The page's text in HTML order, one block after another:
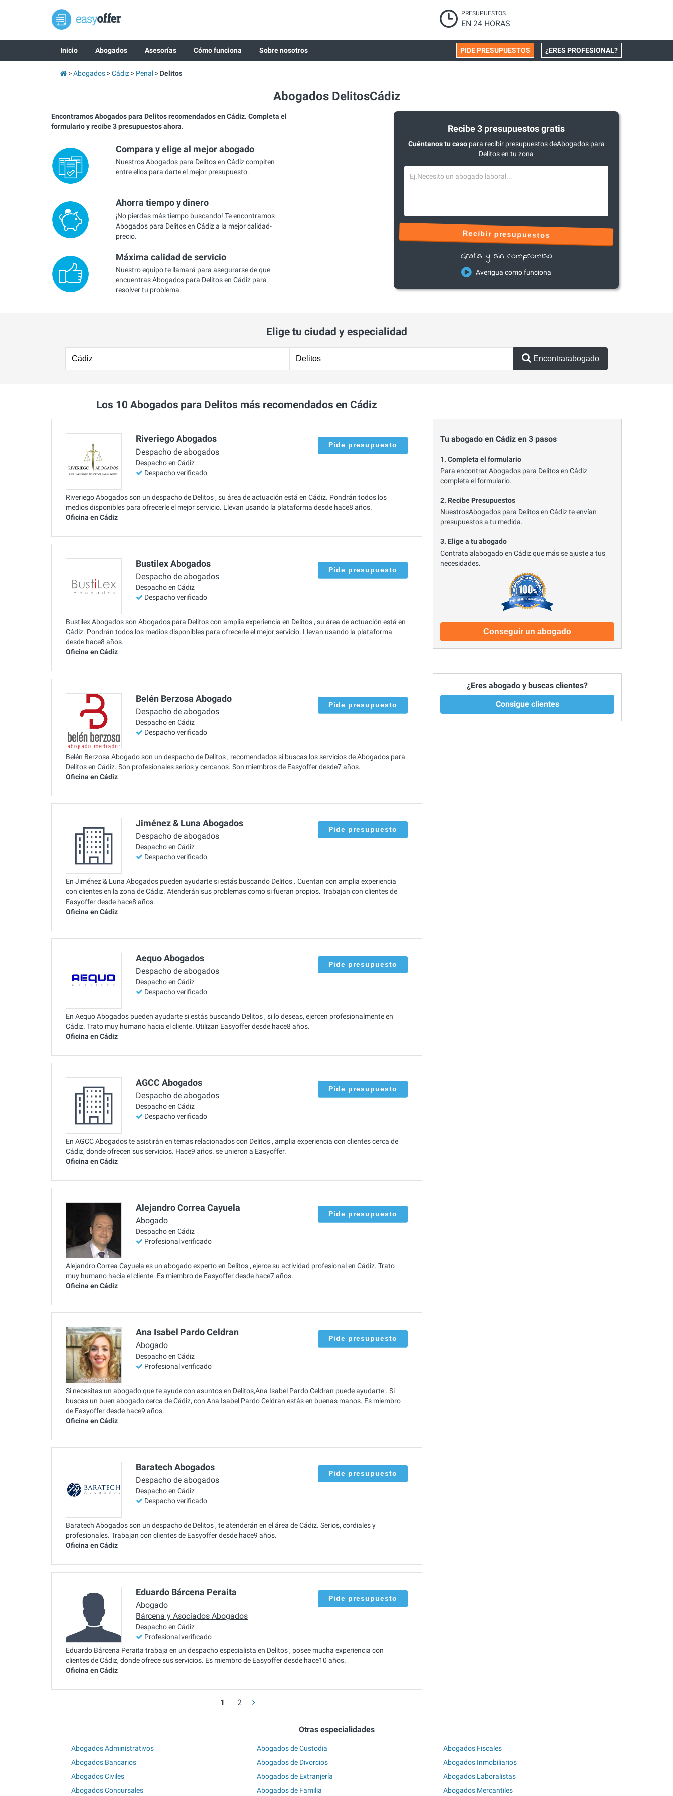
PRESUPUESTOS
EN 24 HORAS
Inicio Abogados Asesorías Cómo funciona Sobre nosotros ¿ERES PROFESIONAL?
PIDE PRESUPUESTOS
Abogados Cádiz Penal Delitos
Abogados DelitosCádiz
Encontramos Abogados para Delitos recomendados en Cádiz. Completa el
formulario y recibe 3 presupuestos ahora.
Compara y elige al mejor abogado
Nuestros Abogados para Delitos en Cádiz compiten
entre ellos para darte el mejor presupuesto.
Ahorra tiempo y dinero
¡No pierdas más tiempo buscando! Te encontramos
Abogados para Delitos en Cádiz a la mejor calidad-
precio.
Máxima calidad de servicio
Nuestro equipo te llamará para asegurarse de que
encuentras Abogados para Delitos en Cádiz para
resolver tu problema.
Recibe 3 presupuestos gratis
Cuéntanos tu casopara recibir presupuestos deAbogados para
Delitos en tu zona
Recibir presupuestos
Gratis y sin compromiso
Averigua como funciona
Elige tu ciudad y especialidad
Encontrarabogado
Los 10 Abogados para Delitos más recomendados en Cádiz
Riveriego Abogados
Despacho de abogados
Despacho en Cádiz
Despacho verificado
Pide presupuesto
Riveriego Abogados son un despacho de Delitos , su área de actuación está en Cádiz. Pondrán todos los
medios disponibles para ofrecerle el mejor servicio. Llevan usando la plataforma desde hace8 años.
Oficina en Cádiz
Bustilex Abogados
Despacho de abogados
Despacho en Cádiz
Despacho verificado
Pide presupuesto
Bustilex Abogados son Abogados para Delitos con amplia experiencia en Delitos , su área de actuación está en
Cádiz. Pondrán todos los medios disponibles para ofrecerle el mejor servicio. Llevan usando la plataforma
desde hace8 años.
Oficina en Cádiz
Belén Berzosa Abogado
Despacho de abogados
Despacho en Cádiz
Despacho verificado
Pide presupuesto
Belén Berzosa Abogado son un despacho de Delitos , recomendados si buscas los servicios de Abogados para
Delitos en Cádiz. Son profesionales serios y cercanos. Son miembros de Easyoffer desde7 años.
Oficina en Cádiz
Jiménez & Luna Abogados
Despacho de abogados
Despacho en Cádiz
Despacho verificado
Pide presupuesto
En Jiménez & Luna Abogados pueden ayudarte si estás buscando Delitos . Cuentan con amplia experiencia
con clientes en la zona de Cádiz. Atenderán sus problemas como si fueran propios. Trabajan con clientes de
Easyoffer desde hace8 años.
Oficina en Cádiz
Aequo Abogados
Despacho de abogados
Despacho en Cádiz
Despacho verificado
Pide presupuesto
En Aequo Abogados pueden ayudarte si estás buscando Delitos , si lo deseas, ejercen profesionalmente en
Cádiz. Trato muy humano hacia el cliente. Utilizan Easyoffer desde hace8 años.
Oficina en Cádiz
AGCC Abogados
Despacho de abogados
Despacho en Cádiz
Despacho verificado
Pide presupuesto
En AGCC Abogados te asistirán en temas relacionados con Delitos , amplia experiencia con clientes cerca de
Cádiz, donde ofrecen sus servicios. Hace9 años. se unieron a Easyoffer.
Oficina en Cádiz
Alejandro Correa Cayuela
Abogado
Despacho en Cádiz
Profesional verificado
Pide presupuesto
Alejandro Correa Cayuela es un abogado experto en Delitos , ejerce su actividad profesional en Cádiz. Trato
muy humano hacia el cliente. Es miembro de Easyoffer desde hace7 años.
Oficina en Cádiz
Ana Isabel Pardo Celdran
Abogado
Despacho en Cádiz
Profesional verificado
Pide presupuesto
Si necesitas un abogado que te ayude con asuntos en Delitos,Ana Isabel Pardo Celdran puede ayudarte . Si
buscas un buen abogado cerca de Cádiz, con Ana Isabel Pardo Celdran estás en buenas manos. Es miembro
de Easyoffer desde hace9 años.
Oficina en Cádiz
Baratech Abogados
Despacho de abogados
Despacho en Cádiz
Despacho verificado
Pide presupuesto
Baratech Abogados son un despacho de Delitos , te atenderán en el área de Cádiz. Serios, cordiales y
profesionales. Trabajan con clientes de Easyoffer desde hace9 años.
Oficina en Cádiz
Eduardo Bárcena Peraita
Abogado
Bárcena y Asociados Abogados
Despacho en Cádiz
Profesional verificado
Pide presupuesto
Eduardo Bárcena Peraita trabaja en un despacho especialista en Delitos , posee mucha experiencia con
clientes de Cádiz, donde ofrece sus servicios. Es miembro de Easyoffer desde hace10 años.
Oficina en Cádiz
1 2
Tu abogado en Cádiz en 3 pasos
1. Completa el formulario
Para encontrar Abogados para Delitos en Cádiz
completa el formulario.
2. Recibe Presupuestos
NuestrosAbogados para Delitos en Cádiz te envían
presupuestos a tu medida.
3. Elige a tu abogado
Contrata alabogado en Cádiz que más se ajuste a tus
necesidades.
Conseguir un abogado
¿Eres abogado y buscas clientes?
Consigue clientes
Otras especialidades
Abogados Administrativos
Abogados Bancarios
Abogados Civiles
Abogados Concursales
Abogados de Custodia
Abogados de Divorcios
Abogados de Extranjería
Abogados de Familia
Abogados Fiscales
Abogados Inmobiliarios
Abogados Laboralistas
Abogados Mercantiles